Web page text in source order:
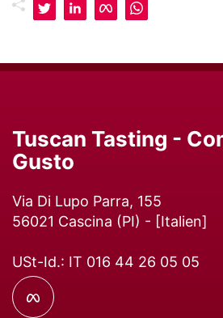
Tuscan Tasting -
Gusto
Via Di Lupo Parra, 155
56021 Cascina (PI) - [Italien]
USt-Id.: IT 016 44 26 05 05